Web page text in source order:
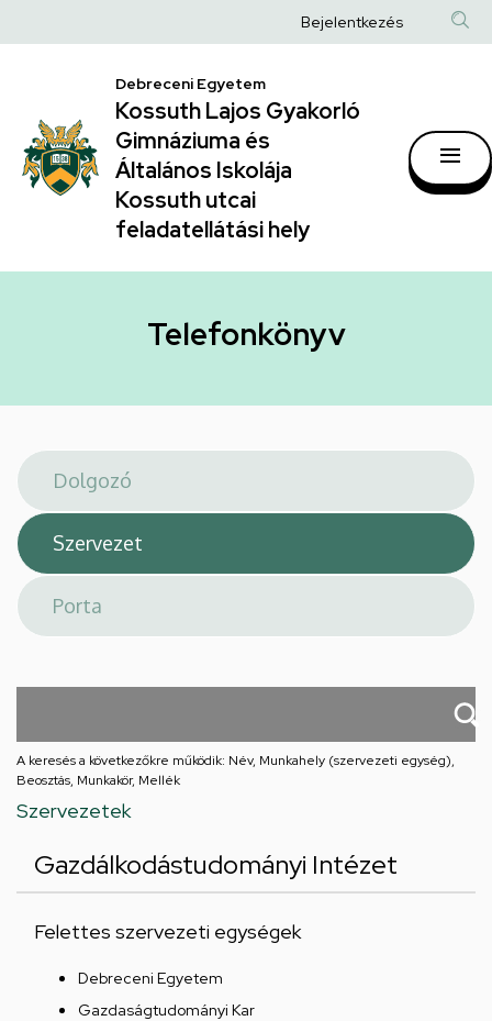
|
Kossuth
Lajos
Gyakorló
Gimnáziuma
Általános
hely
a
Anonim
fiók
Bejelentkezés
Debreceni Egyetem
Kossuth Lajos Gyakorló
Gimnáziuma és
Általános Iskolája
Kossuth utcai
feladatellátási hely
Telefonkönyv
A keresés a következőkre működik: Név, Munkahely (szervezeti egység),
Beosztás, Munkakör, Mellék
Szervezetek
Gazdálkodástudományi Intézet
Felettes szervezeti egységek
Debreceni Egyetem
Gazdaságtudományi Kar